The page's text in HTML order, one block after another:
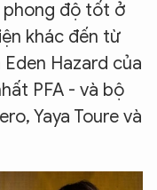
phong độ tốt ở
khác đến từ
Hazard của
PFA - và bộ
Yaya Toure và